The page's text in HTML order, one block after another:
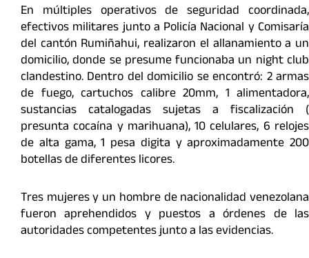
En múltiples operativos de seguridad coordinada,
efectivos militares junto a Policía Nacional y Comisaría
del cantón Rumiñahui, realizaron el allanamiento a un
domicilio, donde se presume funcionaba un night club
clandestino. Dentro del domicilio se encontró: 2 armas
de fuego, cartuchos calibre 20mm, 1 alimentadora,
sustancias catalogadas sujetas a fiscalización (
presunta cocaína y marihuana), 10 celulares, 6 relojes
de alta gama, 1 pesa digita y aproximadamente 200
botellas de diferentes licores.
Tres mujeres y un hombre de nacionalidad venezolana
fueron aprehendidos y puestos a órdenes de las
autoridades competentes junto a las evidencias.